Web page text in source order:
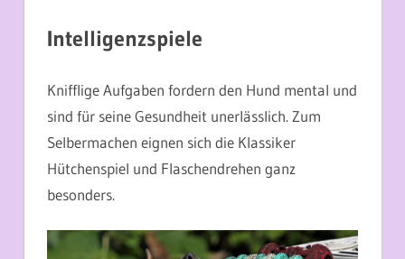
Intelligenzspiele
Knifflige Aufgaben fordern den Hund mental und
sind für seine Gesundheit unerlässlich. Zum
Selbermachen eignen sich die Klassiker
Hütchenspiel und Flaschendrehen ganz
besonders.